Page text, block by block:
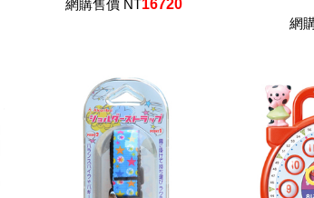
網購售價 NT16720
網